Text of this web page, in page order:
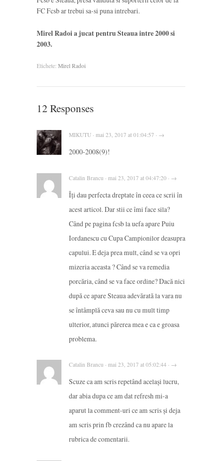
FC Fcsb ar trebui sa-si puna intrebari.
Mirel Radoi a jucat pentru Steaua intre 2000 si
2003.
Etichete: Mirel Radoi
12 Responses
MIKUTU · mai 23, 2017 at 01:04:57 · →
2000-2008(9)!
Catalin Brancu · mai 23, 2017 at 04:47:20 · →
Îți dau perfecta dreptate în ceea ce scrii în
acest articol. Dar stii ce îmi face sila?
Când pe pagina fcsb la uefa apare Puiu
Iordanescu cu Cupa Campionilor deasupra
capului. E deja prea mult, când se va opri
mizeria aceasta ? Când se va remedia
porcăria, când se va face ordine? Dacă nici
după ce apare Steaua adevărată la vara nu
se întâmplă ceva sau nu cu mult timp
ulterior, atunci părerea mea e ca e groasa
problema.
Catalin Brancu · mai 23, 2017 at 05:02:44 · →
Scuze ca am scris repetând același lucru,
dar abia dupa ce am dat refresh mi-a
aparut la comment-uri ce am scris și deja
am scris prin fb crezând ca nu apare la
rubrica de comentarii.